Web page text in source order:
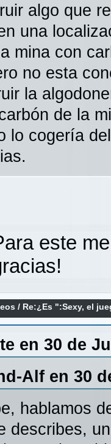
algo que
una
mina con
no esta
la
de la
lo cogería
este
/ Re:¿Es ":Sexy, el
en 30 de
Alf en 30
hablamos
describes,